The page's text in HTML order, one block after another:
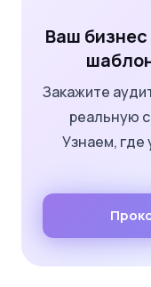
Ваш бизнес
Закажите
реальную
Узнаем, где